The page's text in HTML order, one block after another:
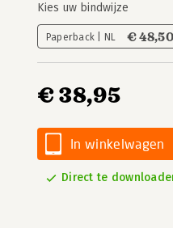
Kies uw bindwijze
Paperback | NL € 48,50
€ 38,95
In winkelwagen
Direct te